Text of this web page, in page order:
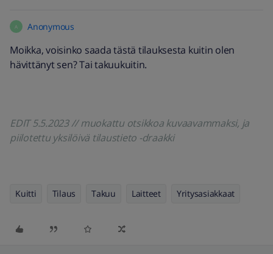
A Anonymous
Moikka, voisinko saada tästä tilauksesta kuitin olen
hävittänyt sen? Tai takuukuitin.
EDIT 5.5.2023 // muokattu otsikkoa kuvaavammaksi, ja
piilotettu yksilöivä tilaustieto -draakki
Kuitti Tilaus Takuu Laitteet Yritysasiakkaat